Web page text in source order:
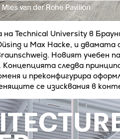
на Technical University в
и Max Hacke, и двамата
Новият учебен
следва
и преконфигурира
се изисквания в